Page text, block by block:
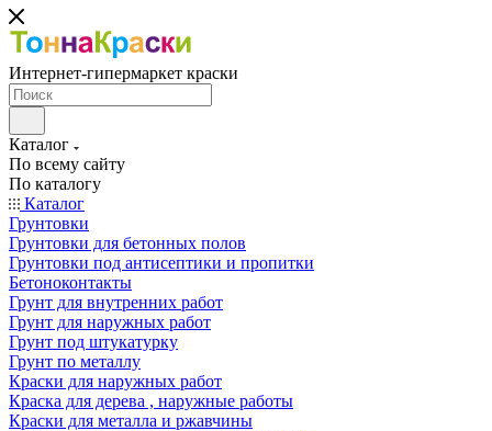
Интернет-гипермаркет краски
Каталог
По всему сайту
По каталогу
Каталог
Грунтовки
Грунтовки для бетонных полов
Грунтовки под антисептики и пропитки
Бетоноконтакты
Грунт для внутренних работ
Грунт для наружных работ
Грунт под штукатурку
Грунт по металлу
Краски для наружных работ
Краска для дерева , наружные работы
Краски для металла и ржавчины